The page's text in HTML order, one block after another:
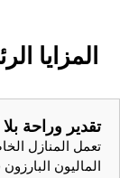
المزايا
تقدير وراحة
تعمل المنازل